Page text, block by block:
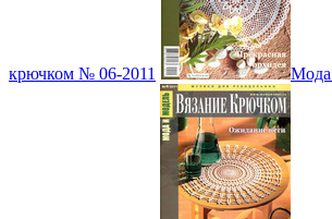
крючком № 06-2011 Мода